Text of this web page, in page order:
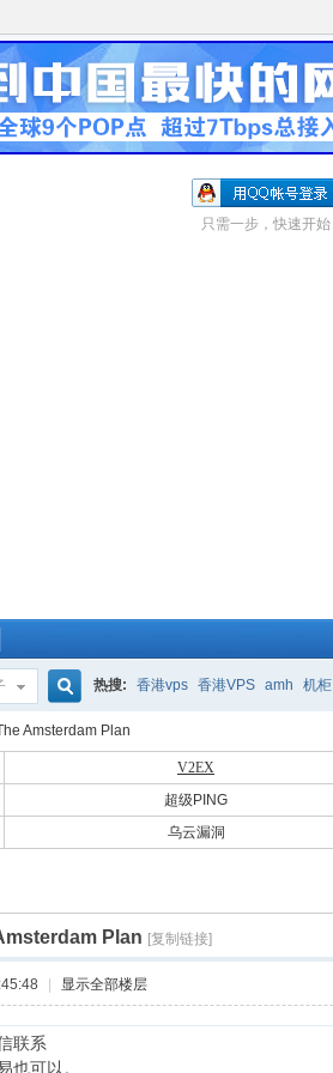
只需一步，快速开始
搜
热搜: 香港vps 香港VPS amh 机柜
Amsterdam Plan
V2EX
超级PING
乌云漏洞
Plan [复制链接]
显示全部楼层
联系
也可以。